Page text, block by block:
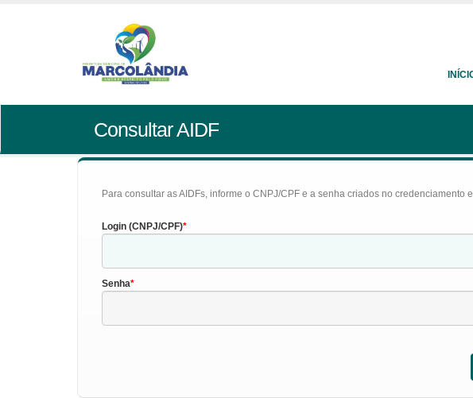
Consultar AIDF
Para consultar as AIDFs, informe o CNPJ/CPF e a senha criados no credenciamento
Login (CNPJ/CPF)
Senha